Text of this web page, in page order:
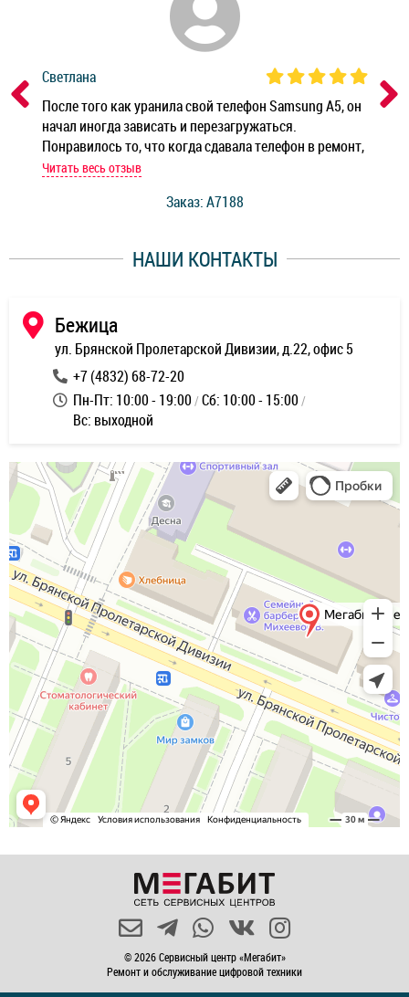
Светлана
После того как уранила свой телефон Samsung A5, он
начал иногда зависать и перезагружаться.
Понравилось то, что когда сдавала телефон в ремонт,
мастер при мне сделал быструю диагностику и сказал
работы и оперативность!
Читать весь отзыв
Заказ: A7188
НАШИ КОНТАКТЫ
Бежица
ул. Брянской Пролетарской Дивизии, д.22, офис 5
+7 (4832) 68-72-20
Пн-Пт: 10:00 - 19:00 Сб: 10:00 - 15:00
Вс: выходной
© 2026 Сервисный центр «Мегабит»
Ремонт и обслуживание цифровой техники